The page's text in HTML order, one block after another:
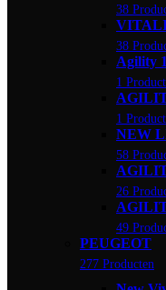
38
38
Agility
1 Product
1 Product
NEW
58
26
49
PEUGEOT
277 Producten